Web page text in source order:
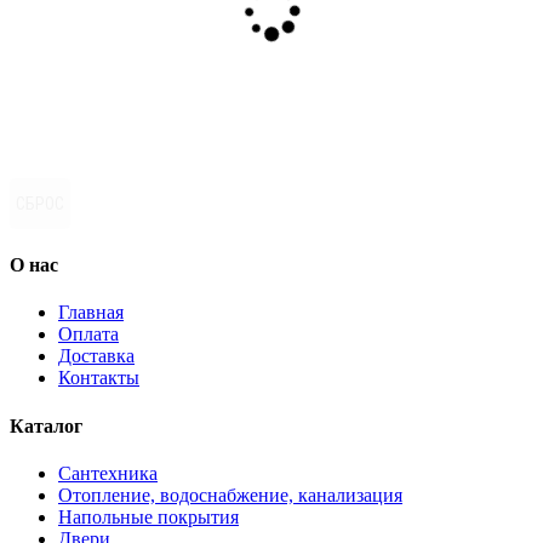
О нас
Главная
Оплата
Доставка
Контакты
Каталог
Сантехника
Отопление, водоснабжение, канализация
Напольные покрытия
Двери